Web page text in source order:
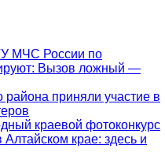
МЧС России по
Вызов ложный —
района приняли участие в
краевой фотоконкурс
крае: здесь и